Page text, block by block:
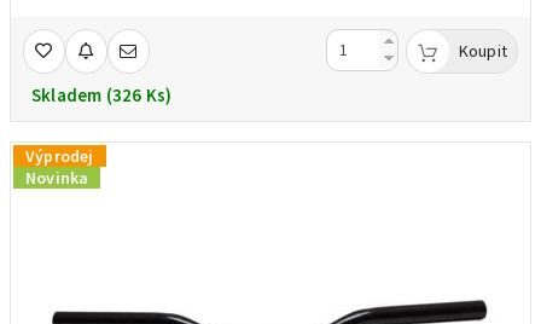
Skladem (326 Ks)
Koupit
Výprodej
Novinka